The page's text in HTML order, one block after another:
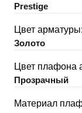
Prestige
Цвет арматуры:
Золото
Цвет плафона
Прозрачный
Материал